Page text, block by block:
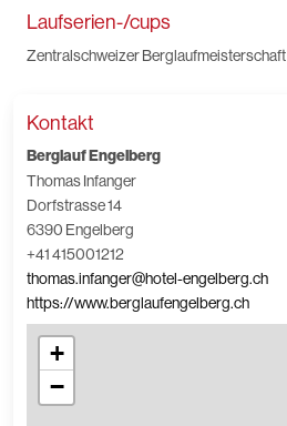
Laufserien-/cups
Zentralschweizer Berglaufmeisterschaft
Kontakt
Berglauf Engelberg
Thomas Infanger
Dorfstrasse 14
6390 Engelberg
+41 415001212
thomas.infanger@hotel-engelberg.ch
https://www.berglaufengelberg.ch
+
−